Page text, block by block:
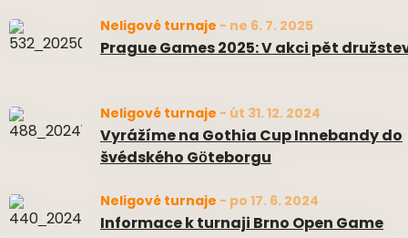
Neligové turnaje - ne 6. 7. 2025
Prague Games 2025: V akci pět
Neligové turnaje - út 31. 12. 2024
Vyrážíme na Gothia Cup Innebandy do
švédského Göteborgu
Neligové turnaje - po 17. 6. 2024
Informace k turnaji Brno Open Game